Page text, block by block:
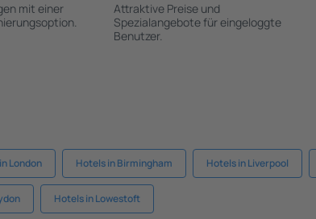
mit einer
Attraktive Preise und
Spezialangebote für eingeloggte
Benutzer.
London Hotels in Birmingham Hotels in Liverpool
Hotels in Lowestoft